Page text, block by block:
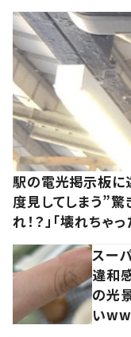
駅の電光掲示板
度見してしまう”
れ！？」「壊れちゃっ
スー
違和
の光
いww